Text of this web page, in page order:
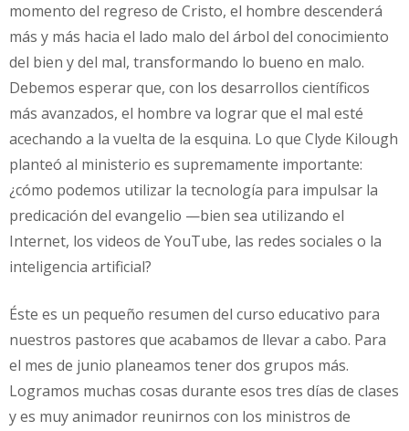
momento del regreso de Cristo, el hombre descenderá
más y más hacia el lado malo del árbol del conocimiento
del bien y del mal, transformando lo bueno en malo.
Debemos esperar que, con los desarrollos científicos
más avanzados, el hombre va lograr que el mal esté
acechando a la vuelta de la esquina. Lo que Clyde Kilough
planteó al ministerio es supremamente importante:
¿cómo podemos utilizar la tecnología para impulsar la
predicación del evangelio —bien sea utilizando el
Internet, los videos de YouTube, las redes sociales o la
inteligencia artificial?
Éste es un pequeño resumen del curso educativo para
nuestros pastores que acabamos de llevar a cabo. Para
el mes de junio planeamos tener dos grupos más.
Logramos muchas cosas durante esos tres días de clases
y es muy animador reunirnos con los ministros de